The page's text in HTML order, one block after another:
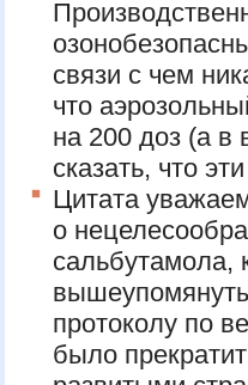
связи с чем
что
на 200 доз (а в
сказать, что
Цитата
о
сальбутамола,
протоколу по
было